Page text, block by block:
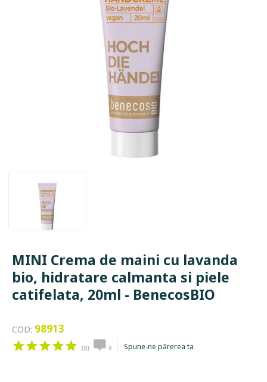
MINI Crema de maini cu lavanda
bio, hidratare calmanta si piele
catifelata, 20ml - BenecosBIO
COD: 98913
(0) 0 Spune-ne părerea ta